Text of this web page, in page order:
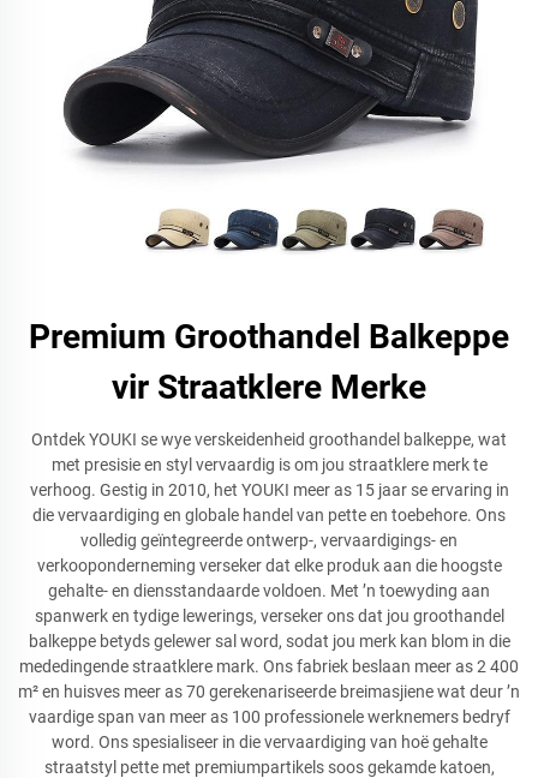
Premium Groothandel Balkeppe
vir Straatklere Merke
Ontdek YOUKI se wye verskeidenheid groothandel balkeppe, wat
met presisie en styl vervaardig is om jou straatklere merk te
verhoog. Gestig in 2010, het YOUKI meer as 15 jaar se ervaring in
die vervaardiging en globale handel van pette en toebehore. Ons
volledig geïntegreerde ontwerp-, vervaardigings- en
verkooponderneming verseker dat elke produk aan die hoogste
gehalte- en diensstandaarde voldoen. Met ’n toewyding aan
spanwerk en tydige lewerings, verseker ons dat jou groothandel
balkeppe betyds gelewer sal word, sodat jou merk kan blom in die
mededingende straatklere mark. Ons fabriek beslaan meer as 2 400
m² en huisves meer as 70 gerekenariseerde breimasjiene wat deur ’n
vaardige span van meer as 100 professionele werknemers bedryf
word. Ons spesialiseer in die vervaardiging van hoë gehalte
straatstyl pette met premiumpartikels soos gekamde katoen,